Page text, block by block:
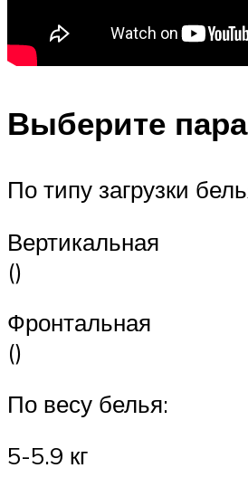
Выберите
По типу загрузки
Вертикальная
()
Фронтальная
()
По весу белья:
5-5.9 кг